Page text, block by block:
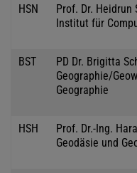
HSN
Prof. Dr. Heidrun
Institut für
BST
PD Dr. Brigitta
Geographie/
Geographie
HSH
Prof. Dr.-Ing.
Geodäsie und